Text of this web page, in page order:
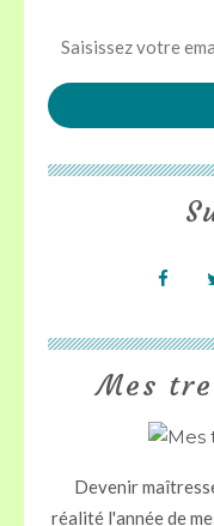
Mes
Devenir
réalité l'année de